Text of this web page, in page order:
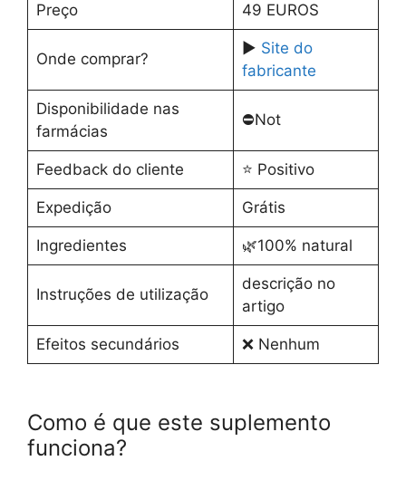
Preço 49 EUROS
Onde comprar?
▶️ Site do
fabricante
Disponibilidade nas
farmácias
⛔️Not
Feedback do cliente ⭐️ Positivo
Expedição Grátis
Ingredientes 🌿100% natural
Instruções de utilização
descrição no
artigo
Efeitos secundários ❌ Nenhum
Como é que este suplemento
funciona?